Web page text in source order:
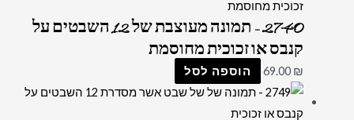
2740 – תמונה מעוצבת של 12 השבטים על
קנבס או זכוכית מחוסמת
69.00 ₪ הוספה לסל